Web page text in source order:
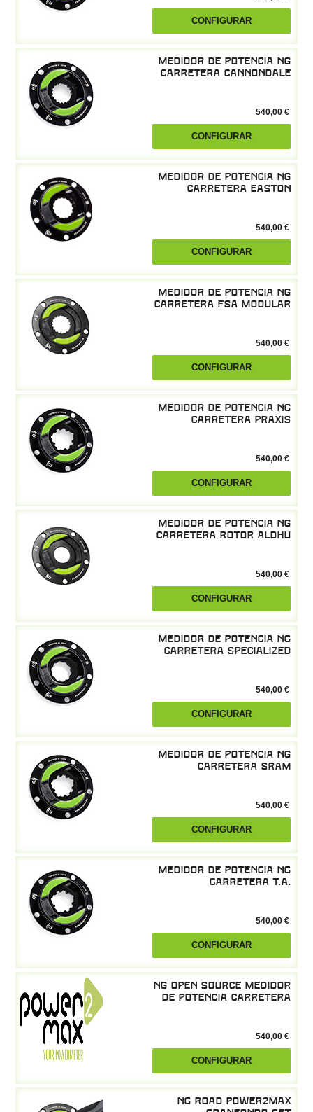
CONFIGURAR
Medidor de potencia NG
Carretera Cannondale
540,00 €
CONFIGURAR
Medidor de potencia NG
Carretera Easton
540,00 €
CONFIGURAR
Medidor de potencia NG
Carretera FSA modular
540,00 €
CONFIGURAR
Medidor de potencia NG
Carretera Praxis
540,00 €
CONFIGURAR
Medidor de potencia NG
Carretera Rotor ALDHU
540,00 €
CONFIGURAR
Medidor de potencia NG
Carretera Specialized
540,00 €
CONFIGURAR
Medidor de potencia NG
Carretera Sram
540,00 €
CONFIGURAR
Medidor de potencia NG
Carretera T.A.
540,00 €
CONFIGURAR
NG Open Source medidor
de potencia carretera
540,00 €
CONFIGURAR
NG Road power2max